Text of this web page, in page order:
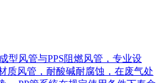
型风管与PPS阻燃风管，专业设
质风管，耐酸碱耐腐蚀，在废气处